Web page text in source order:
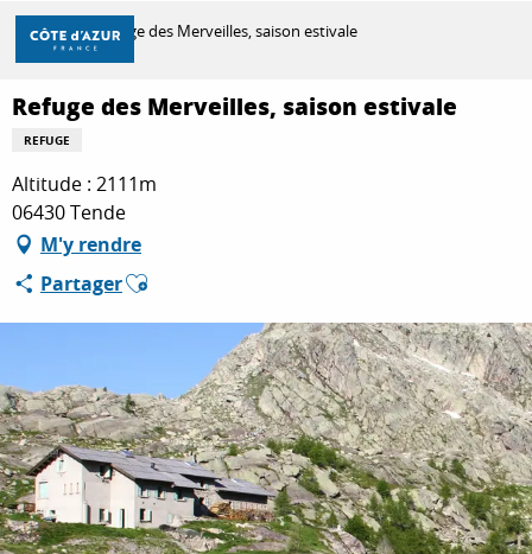
Aller
contenu
principal
DÉCOUVRIR
À FAIRE
SÉJOURNER
Accueil Refuge des Merveilles, saison estivale
Refuge des Merveilles, saison estivale
REFUGE
Altitude : 2111m
06430 Tende
M'y rendre
PartagerAjouter aux favoris